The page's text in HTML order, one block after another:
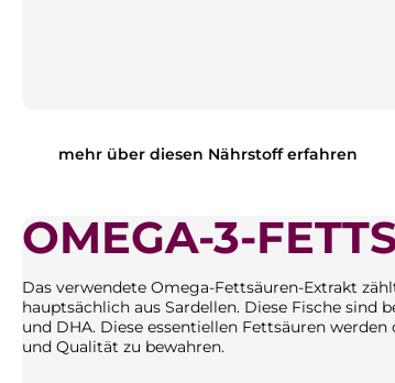
mehr über diesen Nährstoff erfahren
OMEGA-3-
Das verwendete Omega-Fettsäuren-Extrakt
hauptsächlich aus Sardellen. Diese Fische sind
und DHA. Diese essentiellen Fettsäuren
und Qualität zu bewahren.